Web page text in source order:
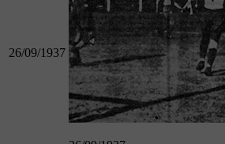
26/09/1937